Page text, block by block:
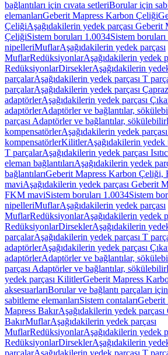
bağlantıları için cıvata setleriBorular için
elemanlarıGeberit Mapress Karbon Çeliği
ÇeliğiAşağıdakilerin yedek parçası Geberit
ÇeliğiSistem boruları 1.0034Sistem
nipelleriMuflarAşağıdakilerin yedek parçası
MuflarRedüksiyonlarAşağıdakilerin yedek
RedüksiyonlarDirseklerAşağıdakilerin
parçalarAşağıdakilerin yedek parçası T
parçalarAşağıdakilerin yedek parçası
adaptörlerAşağıdakilerin yedek parçası
adaptörlerAdaptörler ve bağlantılar,
parçası Adaptörler ve bağlantılar, sökülebilir
kompensatörlerAşağıdakilerin yedek
kompensatörlerKilitlerAşağıdakilerin yedek
T parçalarAşağıdakilerin yedek parçası
eleman bağlantılarıAşağıdakilerin yedek
bağlantılarıGeberit Mapress Karbon Çeliği,
maviAşağıdakilerin yedek parçası Geberit
FKM maviSistem boruları 1.0034Sistem
nipelleriMuflarAşağıdakilerin yedek parçası
MuflarRedüksiyonlarAşağıdakilerin yedek
RedüksiyonlarDirseklerAşağıdakilerin
parçalarAşağıdakilerin yedek parçası T
adaptörlerAşağıdakilerin yedek parçası
adaptörlerAdaptörler ve bağlantılar,
parçası Adaptörler ve bağlantılar, sökülebilir
yedek parçası KilitlerGeberit Mapress
aksesuarlarıBorular ve bağlantı parçaları
sabitleme elemanlarıSistem contalarıGeberit
Mapress BakırAşağıdakilerin yedek
BakırMuflarAşağıdakilerin yedek parçası
MuflarRedüksiyonlarAşağıdakilerin yedek
RedüksiyonlarDirseklerAşağıdakilerin
parçalarAşağıdakilerin yedek parçası T